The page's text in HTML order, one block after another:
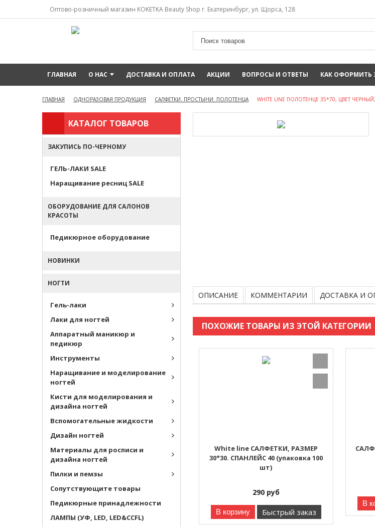
Оптово-розничный магазин KOKETKA Beauty Shop г. Екатеринбург, ул. Щорса, 128
ГЛАВНАЯ О НАС ДОСТАВКА И ОПЛАТА АКЦИИ ВОПРОСЫ И ОТВЕТЫ КАК ОФОРМИТЬ
ГЛАВНАЯ ОДНОРАЗОВАЯ ПРОДУКЦИЯ САЛФЕТКИ. ПРОСТЫНИ. ПОЛОТЕНЦА WHITE LINE ПОЛОТЕНЦЕ 35*70, ЦВЕТ
КАТАЛОГ ТОВАРОВ
ЗАКУПИСЬ ПО-ЧЕРНОМУ
ГЕЛЬ-ЛАКИ SALE
Наращивание ресниц SALE
ОБОРУДОВАНИЕ ДЛЯ САЛОНОВ
КРАСОТЫ
Педикюрное оборудование
НОВИНКИ
НОГТИ
Гель-лаки
Лаки для ногтей
Аппаратный маникюр и
педикюр
Инструменты
Наращивание и моделирование
ногтей
Кисти для моделирования и
дизайна ногтей
Вспомогательные жидкости
Дизайн ногтей
Материалы для росписи и
дизайна ногтей
Пилки и пемзы
Сопутствующите товары
Педикюрные принадлежности
ЛАМПЫ (УФ, LED, LED&CCFL)
ОПИСАНИЕ КОММЕНТАРИИ ДОСТАВКА И
ПОХОЖИЕ ТОВАРЫ ИЗ ЭТОЙ КАТЕГОРИИ
White line САЛФЕТКИ, РАЗМЕР
30*30. СПАНЛЕЙС 40 (упаковка 100
шт)
290руб
В корзину Быстрый заказ
В